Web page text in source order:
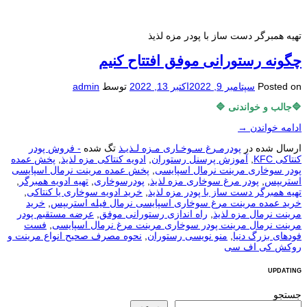
تهیه همبرگر دست ساز با پودر مزه لذیذ
چگونه رستورانی موفق افتتاح کنیم
Posted on سپتامبر 9, 2022 اکتبر 13, 2022 توسط admin
🔷جالب و خواندنی 🔷
ادامه خواندن →
ارسال شده در پودرمـرغ سـوخـاری مـزه لـذیـذ تگ شده - فروش پودر
کنتاکی KFC
, آموزش پرسنل رستوران, ادویه کنتاکی مزه لذیذ, پخش عمده
پودر سوخاری مرینت نرمال اسپایسی, پخش عمده مرینت نرمال اسپایسی
استریپس, پودر مرغ سوخاری مزه لذیذ, پودرسوخاری, تهیه ادویه همبرگر ,
تهیه همبرگر دست ساز با پودر مزه لذیذ, خرید ادویه سوخاری یا کنتاکی,
خرید عمده مرینت مرغ سوخاری اسپایسی نرمال فیله استریپس, خرید
مرینت نرمال مزه لذیذ, راه اندازی رستورانی موفق, عرضه مستقبم پودر
مرینت نرمال مرینت پودر سوخاری مرینت مرغ نرمال اسپایسی, فست
فودهای بزرگ دنیا, منو نويسی رستوران, نحوه مصرف صحیح انواع مرینت و
روکش کی اف سی
UPDATING
جستجو